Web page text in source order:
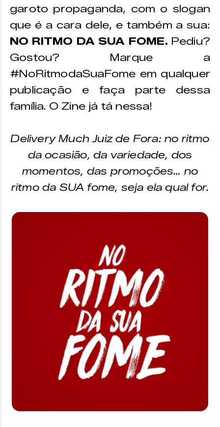
garoto propaganda, com o slogan
que é a cara dele, e também a sua:
NO RITMO DA SUA FOME. Pediu?
Gostou? Marque a
#NoRitmodaSuaFome em qualquer
publicação e faça parte dessa
família. O Zine já tá nessa!
Delivery Much Juiz de Fora: no ritmo
da ocasião, da variedade, dos
momentos, das promoções… no
ritmo da SUA fome, seja ela qual for.